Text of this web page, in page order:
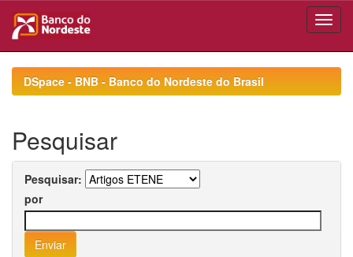
navigationDSpace - BNB - Banco do Nordeste do Brasil
Pesquisar
Pesquisar:
por